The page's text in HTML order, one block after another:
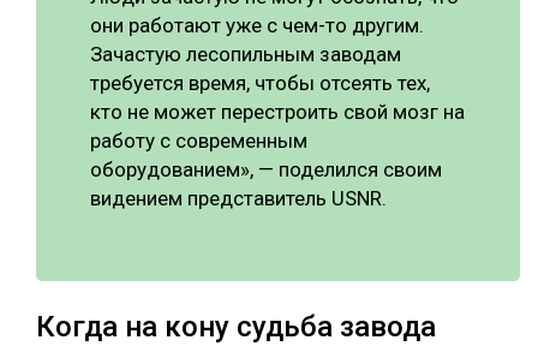
они работают уже с чем-то другим.
Зачастую лесопильным заводам
требуется время, чтобы отсеять тех,
кто не может перестроить свой мозг на
работу с современным
оборудованием», — поделился своим
видением представитель USNR.
Когда на кону судьба завода